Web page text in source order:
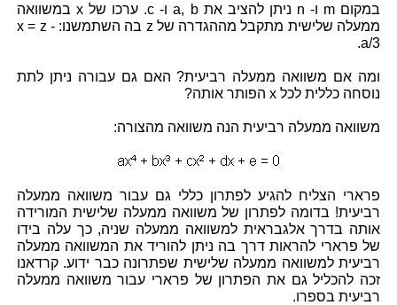
במקום m ו- n ניתן להציב את a, b ו- c. ערכו של x במשוואה
ממעלה שלישית מתקבל מההגדרה של z בה השתמשנו: x = z -
a/3.
ומה אם משוואה ממעלה רביעית? האם גם עבורה ניתן לתת
נוסחה כללית לכל x הפותר אותה?
משוואה ממעלה רביעית הנה משוואה מהצורה:
פרארי הצליח להגיע לפתרון כללי גם עבור משוואה ממעלה
רביעית! בדומה לפתרון של משוואה ממעלה שלישית המורידה
אותה בדרך אלגבראית למשוואה ממעלה שניה, כך עלה בידו
של פרארי להראות דרך בה ניתן להוריד את המשוואה ממעלה
רביעית למשוואה ממעלה שלישית שפתרונה כבר ידוע. קרדאנו
זכה להכליל גם את הפתרון של פרארי עבור משוואה ממעלה
רביעית בספרו.